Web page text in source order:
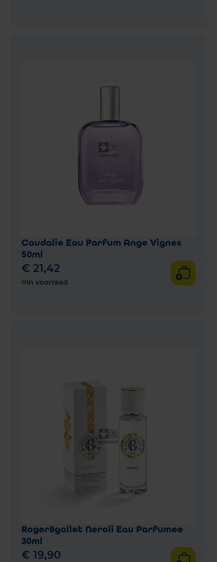
Caudalie Eau Parfum Ange Vignes
50ml
€ 21,42
In voorraad
Roger&gallet Neroli Eau Parfumee
30ml
€ 19,90